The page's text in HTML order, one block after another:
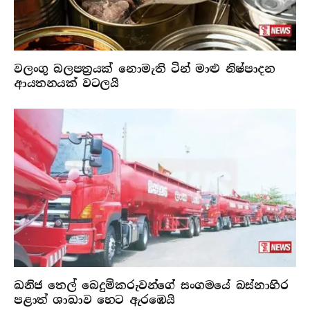
වලංගු බලපත්‍රයක් නොමැති ටින් මාළු නිෂ්පාදන
ආයතනයක් වටලයි
ඛනිජ තෙල් බෙදුම්කරුවන්ගේ සංගමයේ බස්නාහිර
පළාත් ශාඛාව හෙට ඇරඹෙයි